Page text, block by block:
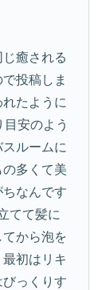
癒される
投稿しま
たように
安のよう
ルームに
多くて美
なんです
てて髪に
から泡を
初はリキ
っくりす